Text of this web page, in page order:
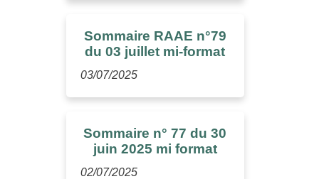
Sommaire RAAE n°79
du 03 juillet mi-format
03/07/2025
Sommaire n° 77 du 30
juin 2025 mi format
02/07/2025